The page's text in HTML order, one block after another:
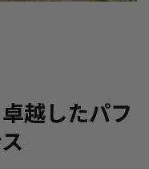
越したパフ